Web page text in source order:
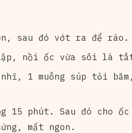
sau đó vớt ra để ráo.
nồi ốc vừa sôi là tắt
1 muỗng súp tỏi
15 phút. Sau đó cho
mất ngon.